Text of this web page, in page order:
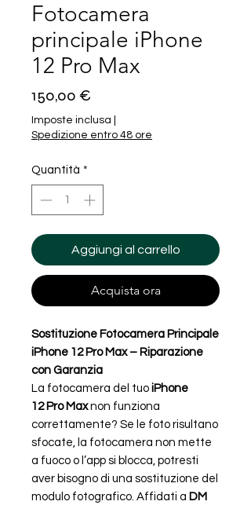
Fotocamera
principale iPhone
12 Pro Max
150,00 €
Imposte inclusa
Spedizione entro 48 ore
Quantità *
Aggiungi al carrello
Acquista ora
Sostituzione Fotocamera Principale
iPhone 12 Pro Max – Riparazione
con Garanzia
La fotocamera del tuo iPhone
12 Pro Maxnon funziona
correttamente? Se le foto risultano
sfocate, la fotocamera non mette
a fuoco o l’app si blocca, potresti
aver bisogno di una sostituzione del
modulo fotografico. Affidati a DM